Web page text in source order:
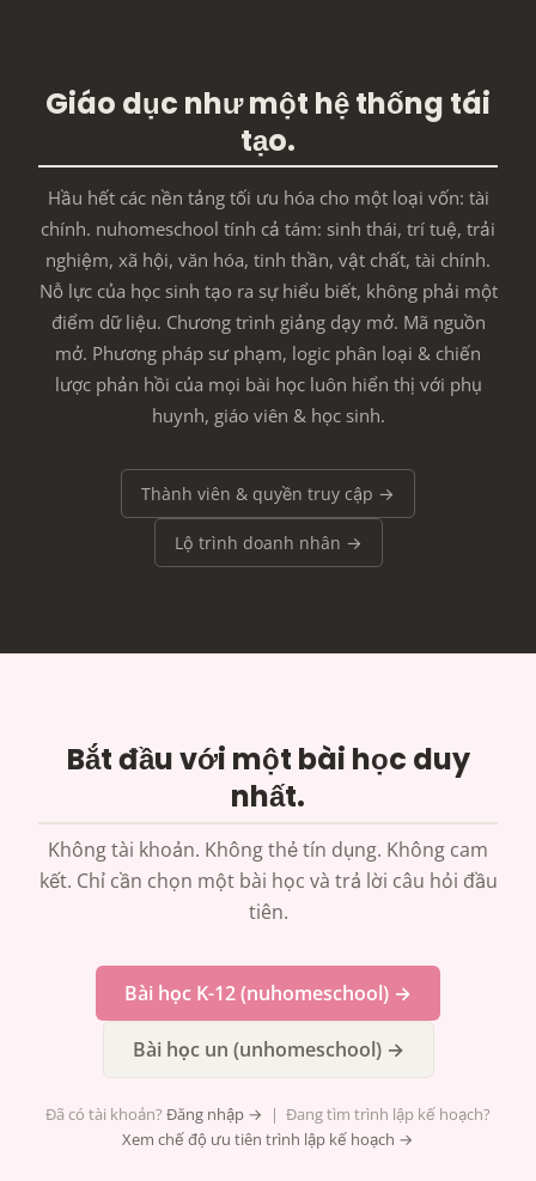
Giáo dục như một hệ thống tái
tạo.
Hầu hết các nền tảng tối ưu hóa cho một loại vốn: tài
chính. nuhomeschool tính cả tám: sinh thái, trí tuệ, trải
nghiệm, xã hội, văn hóa, tinh thần, vật chất, tài chính.
Nỗ lực của học sinh tạo ra sự hiểu biết, không phải một
điểm dữ liệu. Chương trình giảng dạy mở. Mã nguồn
mở. Phương pháp sư phạm, logic phân loại & chiến
lược phản hồi của mọi bài học luôn hiển thị với phụ
huynh, giáo viên & học sinh.
Thành viên & quyền truy cập →
Lộ trình doanh nhân →
Bắt đầu với một bài học duy
nhất.
Không tài khoản. Không thẻ tín dụng. Không cam
kết. Chỉ cần chọn một bài học và trả lời câu hỏi đầu
tiên.
Bài học K-12 (nuhomeschool) →
Bài học un (unhomeschool) →
Đã có tài khoản? Đăng nhập →
| Đang tìm trình lập kế hoạch?
Xem chế độ ưu tiên trình lập kế hoạch →